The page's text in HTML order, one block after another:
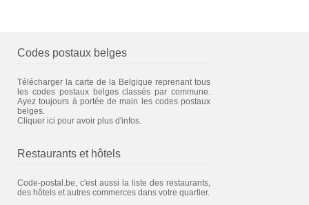
Codes postaux belges
Télécharger la carte de la Belgique reprenant tous
les codes postaux belges classés par commune.
Ayez toujours à portée de main les codes postaux
belges.
Cliquer ici pour avoir plus d'infos.
Restaurants et hôtels
Code-postal.be, c'est aussi la liste des restaurants,
des hôtels et autres commerces dans votre quartier.